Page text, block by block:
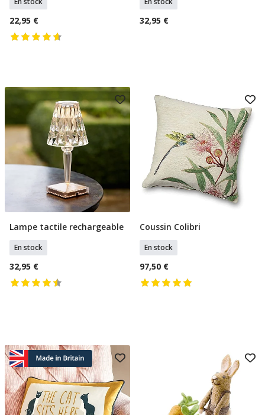
22,95 € 32,95 €
Ajouter Au Panier
Lampe tactile rechargeable
En stock
32,95 €
Ajouter Au Panier
Coussin Colibri
En stock
97,50 €